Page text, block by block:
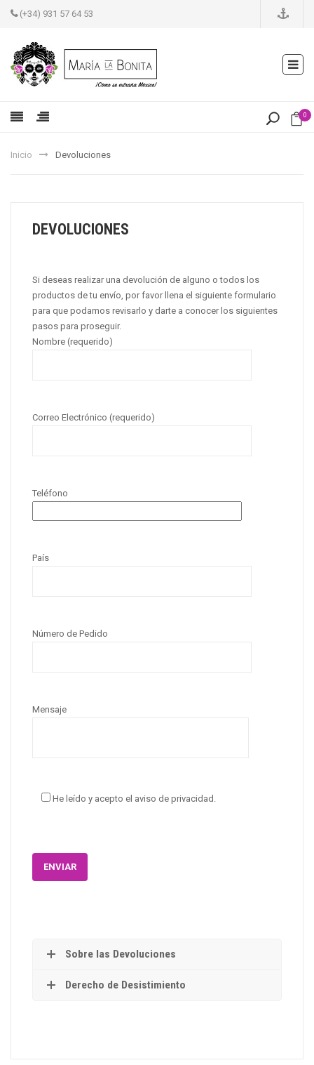
(+34) 931 57 64 53
0
Inicio Devoluciones
DEVOLUCIONES
Si deseas realizar una devolución de alguno o todos los
productos de tu envío, por favor llena el siguiente formulario
para que podamos revisarlo y darte a conocer los siguientes
pasos para proseguir.
Nombre (requerido)
Correo Electrónico (requerido)
Teléfono
País
Número de Pedido
Mensaje
He leído y acepto el aviso de privacidad.
Sobre las Devoluciones
Derecho de Desistimiento